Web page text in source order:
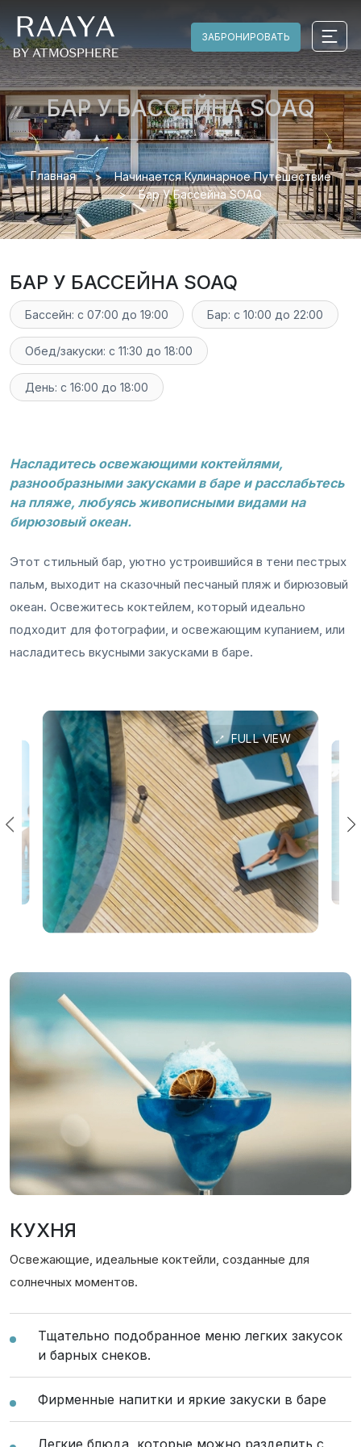
ЗАБРОНИРОВАТЬ
БАР У БАССЕЙНА SOAQ
Главная
Начинается Кулинарное Путешествие
Бар У Бассейна SOAQ
БАР У БАССЕЙНА SOAQ
Бассейн: с 07:00 до 19:00 Бар: с 10:00 до 22:00
Обед/закуски: с 11:30 до 18:00
День: с 16:00 до 18:00
Насладитесь освежающими коктейлями,
разнообразными закусками в баре и расслабьтесь
на пляже, любуясь живописными видами на
бирюзовый океан.
Этот стильный бар, уютно устроившийся в тени пестрых
пальм, выходит на сказочный песчаный пляж и бирюзовый
океан. Освежитесь коктейлем, который идеально
подходит для фотографии, и освежающим купанием, или
насладитесь вкусными закусками в баре.
FULL VIEW
КУХНЯ
Освежающие, идеальные коктейли, созданные для
солнечных моментов.
Тщательно подобранное меню легких закусок
и барных снеков.
Фирменные напитки и яркие закуски в баре
Легкие блюда, которые можно разделить с